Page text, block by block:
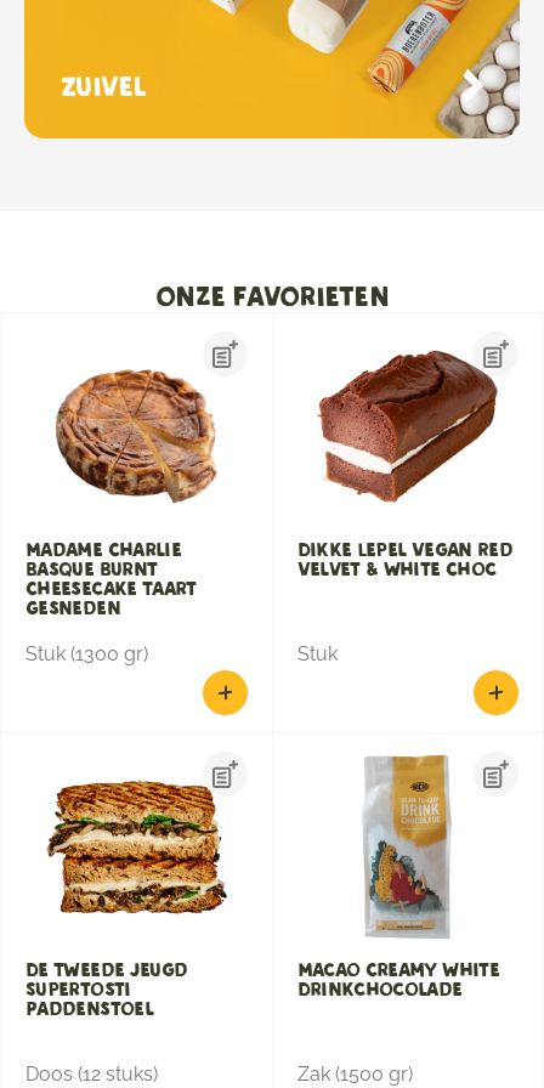
Zuivel
onze favorieten
Madame Charlie
Basque Burnt
Cheesecake Taart
Gesneden
Stuk (1300 gr)
Dikke Lepel Vegan Red
Velvet & White Choc
Stuk
De Tweede Jeugd
Supertosti
Paddenstoel
Doos (12 stuks)
Macao Creamy White
Drinkchocolade
Zak (1500 gr)